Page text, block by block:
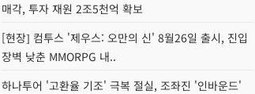
매각, 투자 재원 2조5천억 확보
[현장] 컴투스 '제우스: 오만의 신' 8월26일 출시, 진입
장벽 낮춘 MMORPG 내..
하나투어 '고환율 기조' 극복 절실, 조좌진 '인바운드'